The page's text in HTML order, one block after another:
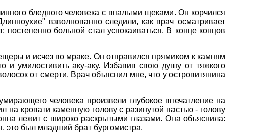
бледного человека с впалыми щеками. Он корчился
взволнованно следили, как врач осматривает
больной стал успокаиваться. В конце концов
и исчез во мраке. Он отправился прямиком к камням
умилостивить аку-аку. Избавив свою душу от тяжкого
от смерти. Врач объяснил мне, что у островитянина
человека произвели глубокое впечатление на
кровати каменную голову с разинутой пастью - голову
лежит с широко раскрытыми глазами. Она объяснила:
это был младший брат бургомистра.